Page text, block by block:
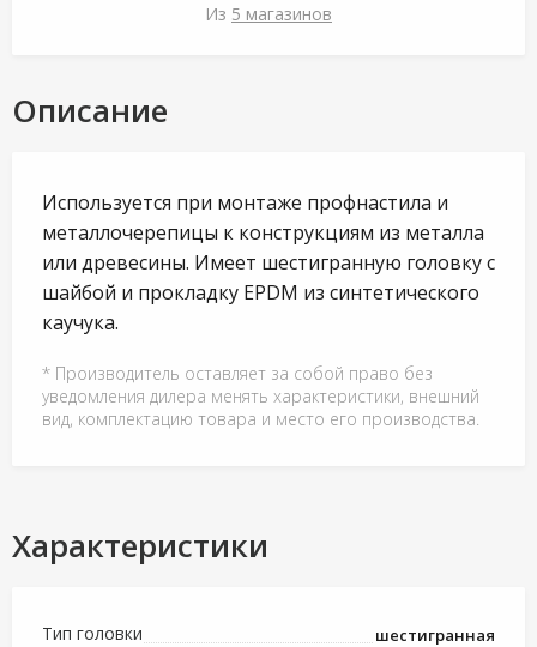
Из 5 магазинов
Описание
Используется при монтаже профнастила и
металлочерепицы к конструкциям из металла
или древесины. Имеет шестигранную головку с
шайбой и прокладку EPDM из синтетического
каучука.
* Производитель оставляет за собой право без
уведомления дилера менять характеристики, внешний
вид, комплектацию товара и место его производства.
Характеристики
Тип головки шестигранная